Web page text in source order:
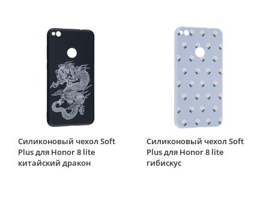
Силиконовый чехол Soft
Plus для Honor 8 lite
китайский дракон
Силиконовый чехол Soft
Plus для Honor 8 lite
гибискус